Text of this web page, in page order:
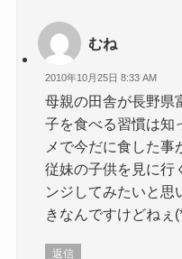
むね
2010年10月25日 8:33 AM
母親の田舎が長野県
子を食べる習慣は知
メで今だに食した事
従妹の子供を見に行
ンジしてみたいと思
きなんですけどねぇ
返信